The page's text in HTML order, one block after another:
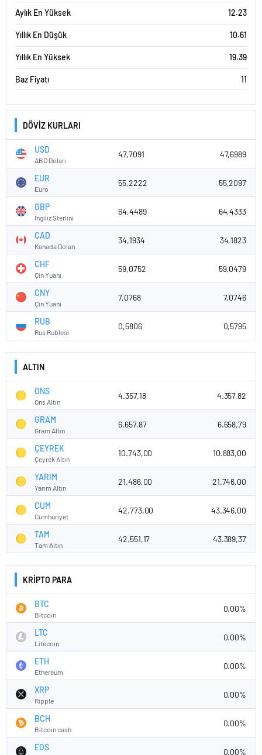
Aylık En Yüksek 12.23
Yıllık En Düşük 10.61
Yıllık En Yüksek 19.39
Baz Fiyatı 11
DÖVİZ KURLARI
USD
ABD Doları
47,7091 47,6989
EUR
Euro
55,2222 55,2097
GBP
İngiliz Sterlini
64,4489 64,4333
CAD
Kanada Doları
34,1934 34,1823
CHF
Çin Yuanı
59,0752 59,0479
CNY
Çin Yuanı
7,0768 7,0746
RUB
Rus Rublesi
0,5806 0,5795
ALTIN
ONS
Ons Altın
4.357,18 4.357,82
GRAM
Gram Altın
6.657,87 6.658,79
ÇEYREK
Çeyrek Altın
10.743,00 10.883,00
YARIM
Yarım Altın
21.486,00 21.746,00
CUM
Cumhuriyet
42.773,00 43.346,00
TAM
Tam Altın
42.551,17 43.389,37
KRİPTO PARA
BTC
Bitcoin
0.00%
LTC
Litecoin
0.00%
ETH
Ethereum
0.00%
XRP
Ripple
0.00%
BCH
Bitcoin cash
0.00%
EOS 0.00%